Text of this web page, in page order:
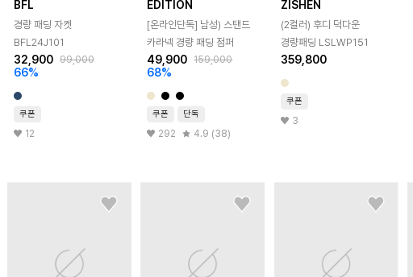
BFL
경량 패딩 자켓
BFL24J101
32,900 99,000
66%
쿠폰
12
EDITION
[온라인단독] 남성) 스탠드
카라넥 경량 패딩 점퍼
49,900 159,000
68%
쿠폰 단독
292 4.9 (38)
ZISHEN
(2컬러) 후디 덕다운
경량패딩 LSLWP151
359,800
쿠폰
3